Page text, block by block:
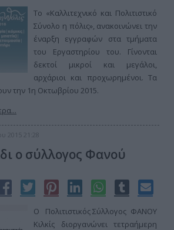
Το «Καλλιτεχνικό και Πολιτιστικό
Σύνολο η πόλις», ανακοινώνει την
έναρξη εγγραφών στα τμήματα
του Εργαστηρίου του. Γίνονται
δεκτοί μικροί και μεγάλοι,
αρχάριοι και προχωρημένοι. Τα
την 1η Οκτωβρίου 2015.
2015 21:28
ο σύλλογος Φανού
Ο Πολιτιστικός Σύλλογος ΦΑΝΟΥ
Κιλκίς διοργανώνει τετραήμερη